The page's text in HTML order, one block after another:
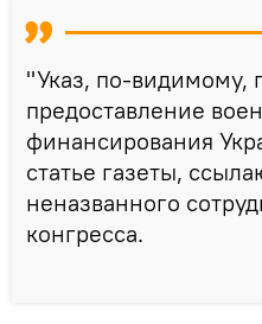
"Указ, по-видимому,
предоставление
финансирования
статье газеты,
неназванного
конгресса.